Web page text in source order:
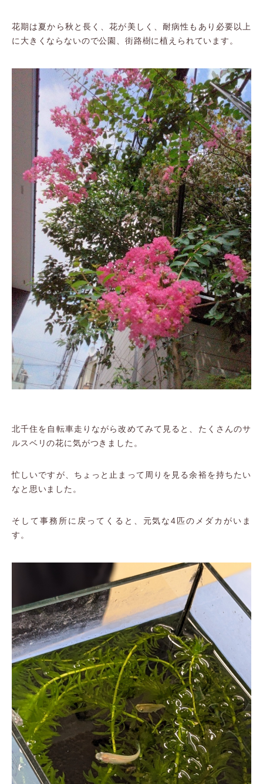
花期は夏から秋と長く、花が美しく、耐病性もあり必要以上
に大きくならないので公園、街路樹に植えられています。
北千住を自転車走りながら改めてみて見ると、たくさんのサ
ルスベリの花に気がつきました。
忙しいですが、ちょっと止まって周りを見る余裕を持ちたい
なと思いました。
そして事務所に戻ってくると、元気な4匹のメダカがいま
す。